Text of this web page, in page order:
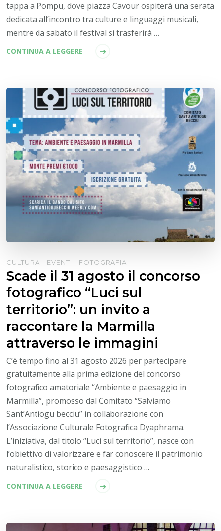
tappa a Pompu, dove piazza Cavour ospiterà una serata
dedicata all’incontro tra culture e linguaggi musicali,
mentre da sabato il festival si trasferirà …
CONTINUA A LEGGERE
CULTURA EVENTI FOTOGRAFIA
Scade il 31 agosto il concorso
fotografico “Luci sul
territorio”: un invito a
raccontare la Marmilla
attraverso le immagini
C’è tempo fino al 31 agosto 2026 per partecipare
gratuitamente alla prima edizione del concorso
fotografico amatoriale “Ambiente e paesaggio in
Marmilla”, promosso dal Comitato “Salviamo
Sant’Antiogu becciu” in collaborazione con
l’Associazione Culturale Fotografica Dyaphrama.
L’iniziativa, dal titolo “Luci sul territorio”, nasce con
l’obiettivo di valorizzare e far conoscere il patrimonio
naturalistico, storico e paesaggistico …
CONTINUA A LEGGERE